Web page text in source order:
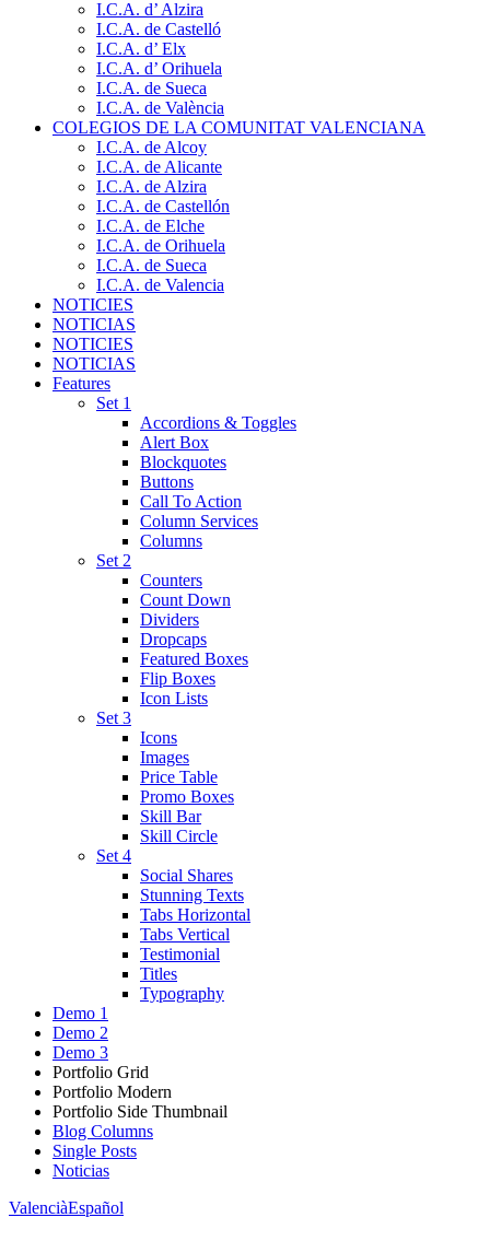
I.C.A. d’ Alzira
I.C.A. de Castelló
I.C.A. d’ Elx
I.C.A. d’ Orihuela
I.C.A. de Sueca
I.C.A. de València
COLEGIOS DE LA COMUNITAT VALENCIANA
I.C.A. de Alcoy
I.C.A. de Alicante
I.C.A. de Alzira
I.C.A. de Castellón
I.C.A. de Elche
I.C.A. de Orihuela
I.C.A. de Sueca
I.C.A. de Valencia
NOTICIES
NOTICIAS
NOTICIES
NOTICIAS
Features
Set 1
Accordions & Toggles
Alert Box
Blockquotes
Buttons
Call To Action
Column Services
Columns
Set 2
Counters
Count Down
Dividers
Dropcaps
Featured Boxes
Flip Boxes
Icon Lists
Set 3
Icons
Images
Price Table
Promo Boxes
Skill Bar
Skill Circle
Set 4
Social Shares
Stunning Texts
Tabs Horizontal
Tabs Vertical
Testimonial
Titles
Typography
Demo 1
Demo 2
Demo 3
Portfolio Grid
Portfolio Modern
Portfolio Side Thumbnail
Blog Columns
Single Posts
Noticias
ValenciàEspañol